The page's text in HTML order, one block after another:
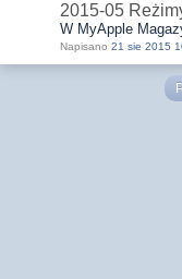
2015-05
W MyApple
Napisano 21 sie 2015